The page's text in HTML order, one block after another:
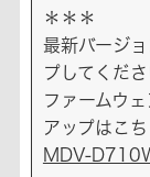
＊＊＊
最新バージ
プしてくださ
ファームウ
アップはこち
MDV-